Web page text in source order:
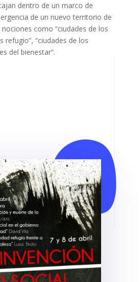
dentro de un marco de
de un nuevo territorio de
como “ciudades de los
refugio”, “ciudades de los
del bienestar”.